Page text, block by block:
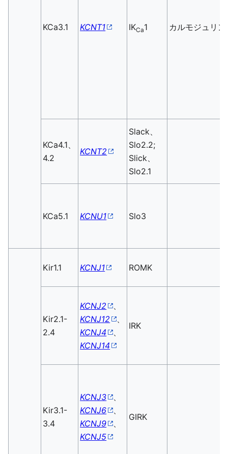
KCa3.1 KCNT1 IKCa1 カルモジュリン
KCa4.1、
4.2
KCNT2
Slack、
Slo2.2;
Slick、
Slo2.1
KCa5.1 KCNU1 Slo3
Kir1.1 KCNJ1 ROMK
Kir2.1-
2.4
KCNJ2
、
KCNJ12
、
KCNJ4
、
KCNJ14
IRK
Kir3.1-
3.4
KCNJ3
、
KCNJ6
、
KCNJ9
、
KCNJ5
GIRK